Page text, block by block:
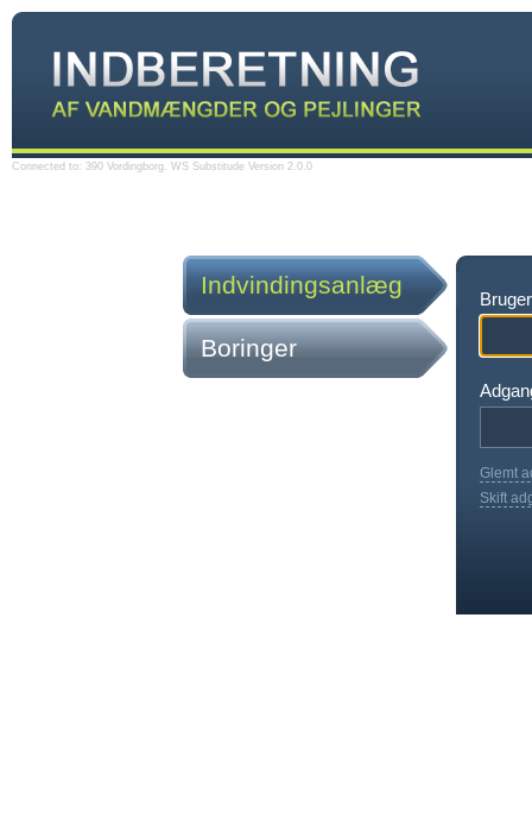
Connected to: 390 Vordingborg. WS Substitude Version 2.0.0
Indvindingsanlæg
Boringer
Glemt
Skift